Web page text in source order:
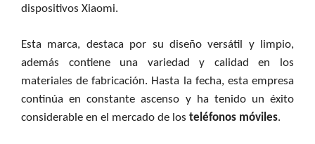
dispositivos Xiaomi.
Esta marca, destaca por su diseño versátil y limpio,
además contiene una variedad y calidad en los
materiales de fabricación. Hasta la fecha, esta empresa
continúa en constante ascenso y ha tenido un éxito
considerable en el mercado de los teléfonos móviles.